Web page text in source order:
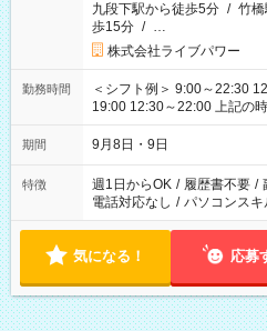
九段下駅から徒歩5分 / 竹
歩15分 / …
株式会社ライブパワー
勤務時間
＜シフト例＞ 9:00～22:30
19:00 12:30～22:00 上記の時間から好きな時間を選べます！ ※
時間は変更となる可能性が
期間 9月8日・9日
特徴 週1日からOK / 履歴書不要 /
電話対応なし / パソコンスキ
気になる！ 応募